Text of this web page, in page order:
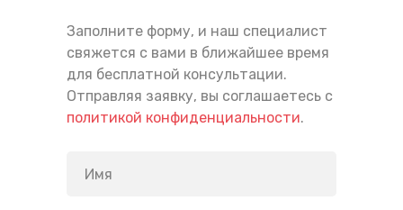
Заполните форму, и наш специалист
свяжется с вами в ближайшее время
для бесплатной консультации.
Отправляя заявку, вы соглашаетесь с
политикой конфиденциальности.